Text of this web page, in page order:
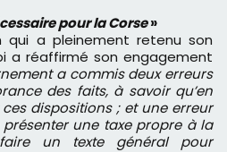
pour la Corse»
qui a pleinement retenu son
a réaffirmé son engagement
a commis deux erreurs
des faits, à savoir qu’en
dispositions ; et une erreur
une taxe propre à la
un texte général pour